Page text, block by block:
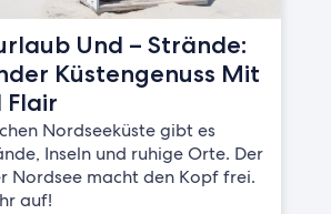
Und – Strände:
Küstengenuss Mit
Flair
Nordseeküste gibt es
Inseln und ruhige Orte. Der
Nordsee macht den Kopf frei.
auf!